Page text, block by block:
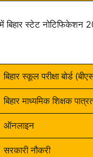
में बिहार स्टेट
बिहार स्कूल परीक्षा बोर्ड
बिहार माध्यमिक शिक्षक
ऑनलाइन
सरकारी नौकरी